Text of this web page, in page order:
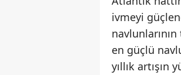
ivmeyi
en güçlü
yıllık artışın